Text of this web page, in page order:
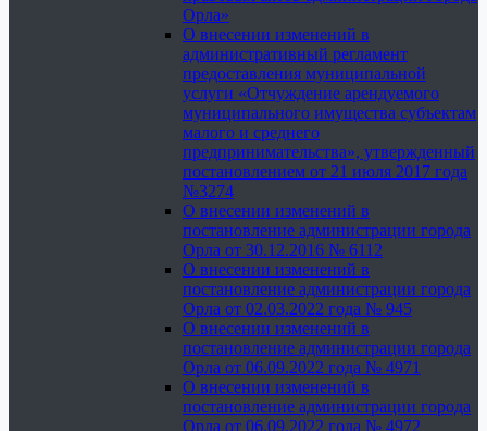
Орла»
О внесении изменений в
административный регламент
предоставления муниципальной
услуги «Отчуждение арендуемого
муниципального имущества субъектам
малого и среднего
предпринимательства», утвержденный
постановлением от 21 июля 2017 года
№3274
О внесении изменений в
постановление администрации города
Орла от 30.12.2016 № 6112
О внесении изменений в
постановление администрации города
Орла от 02.03.2022 года № 945
О внесении изменений в
постановление администрации города
Орла от 06.09.2022 года № 4971
О внесении изменений в
постановление администрации города
Орла от 06.09.2022 года № 4972